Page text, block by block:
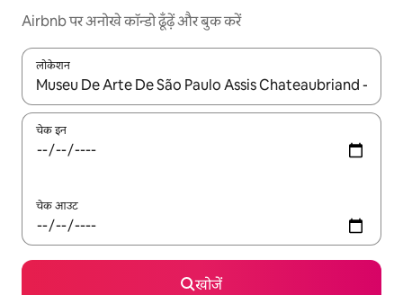
Airbnb पर अनोखे कॉन्डो ढूँढ़ें और बुक करें
लोकेशन
नतीजों के उपलब्ध होने पर, अप और डाउन 'ऐरो की' का इस्तेमाल करके नेविगेट
चेक इन
चेक आउट
खोजें